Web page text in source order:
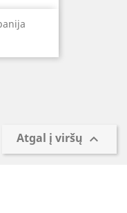
Atgal į viršų 